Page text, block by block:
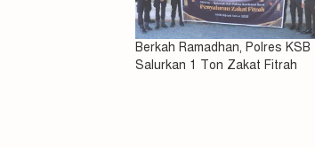
Berkah Ramadhan, Polres KSB
Salurkan 1 Ton Zakat Fitrah